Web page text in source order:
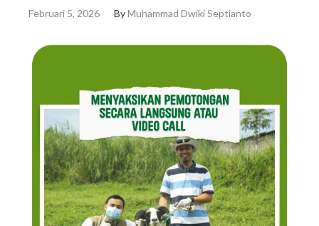
Februari 5, 2026 ByMuhammad Dwiki Septianto